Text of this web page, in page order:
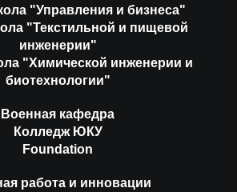
"Управления и бизнеса"
"Текстильной и пищевой
инженерии"
"Химической инженерии и
биотехнологии"
Военная кафедра
Колледж ЮКУ
Foundation
работа и инновации